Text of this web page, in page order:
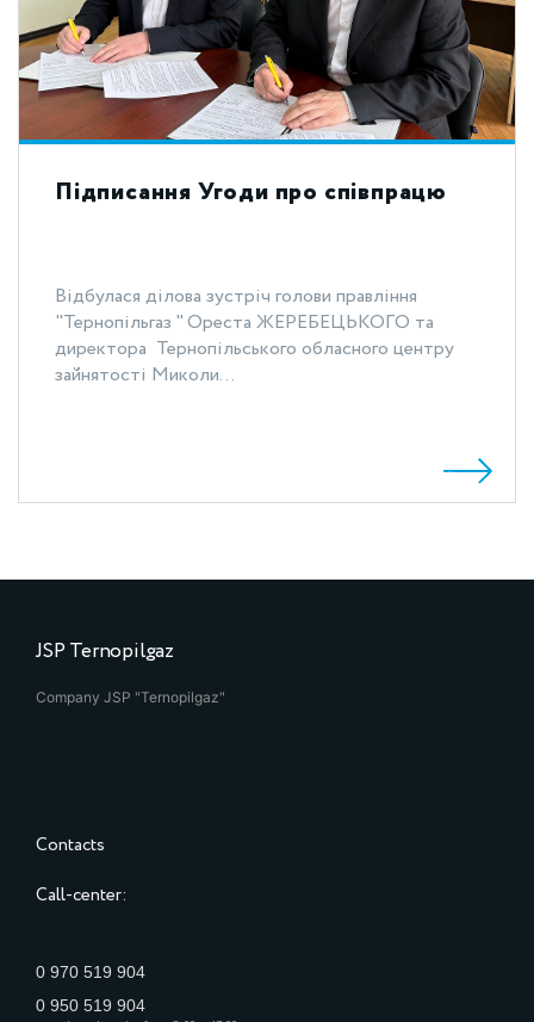
Підписання Угоди про співпрацю
Відбулася ділова зустріч голови правління
"Тернопільгаз " Ореста ЖЕРЕБЕЦЬКОГО та
директора Тернопільського обласного центру
зайнятості Миколи...
JSP Ternopilgaz
Company JSP "Ternopilgaz"
Contacts
Call-center:
0 970 519 904
0 950 519 904